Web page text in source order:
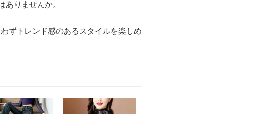
りませんか。
ずトレンド感のあるスタイルを楽しめ